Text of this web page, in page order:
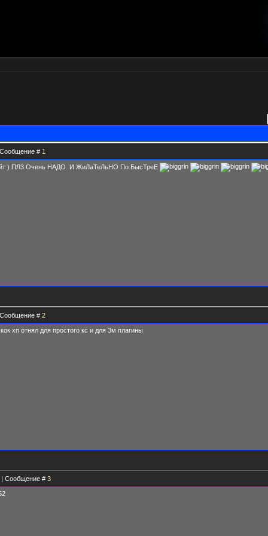
# 1
) ПЛ3 Очень НАДО. И ЖиЛаТеЛьНО По БысТреЕ
# 2
хп отнял для простого кс и для 3м плагины
| Сообщение # 3